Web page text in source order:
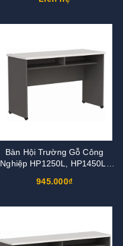
Bàn Hội Trường Gỗ Công
Nghiệp HP1250L, HP1450L,
945.000₫